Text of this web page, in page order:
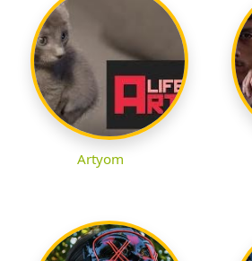
Artyom